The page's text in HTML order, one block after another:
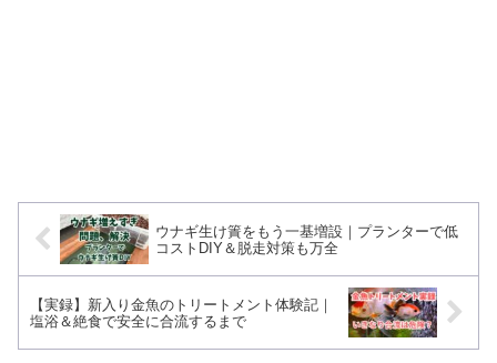
ウナギ生け簀をもう一基増設｜プランターで低
コストDIY＆脱走対策も万全
【実録】新入り金魚のトリートメント体験記｜
塩浴＆絶食で安全に合流するまで